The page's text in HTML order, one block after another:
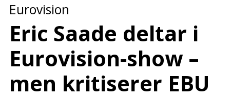
Eurovision
Eric Saade deltar i
Eurovision-show –
men kritiserer EBU